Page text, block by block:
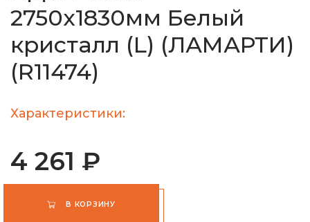
2750х1830мм Белый
кристалл (L) (ЛАМАРТИ)
(R11474)
Характеристики:
4 261 ₽
В КОРЗИНУ